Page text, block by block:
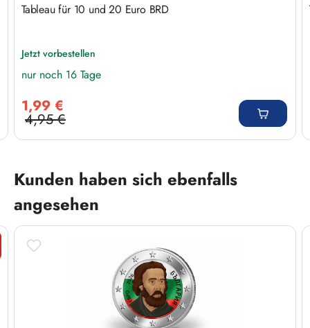
Tableau für 10 und 20 Euro BRD
Jetzt vorbestellen
nur noch 16 Tage
1,99 €
Regulärer Preis:
4,95 €
Produktgalerie überspringen
Kunden haben sich ebenfalls
angesehen